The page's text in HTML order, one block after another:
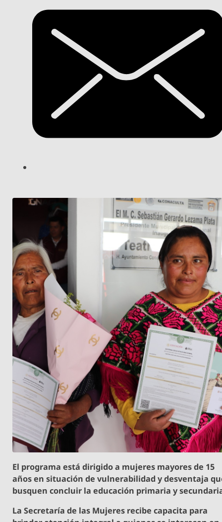
El programa está dirigido a mujeres mayores de 15
años en situación de vulnerabilidad y desventaja
busquen concluir la educación primaria y
La Secretaría de las Mujeres recibe capacita para